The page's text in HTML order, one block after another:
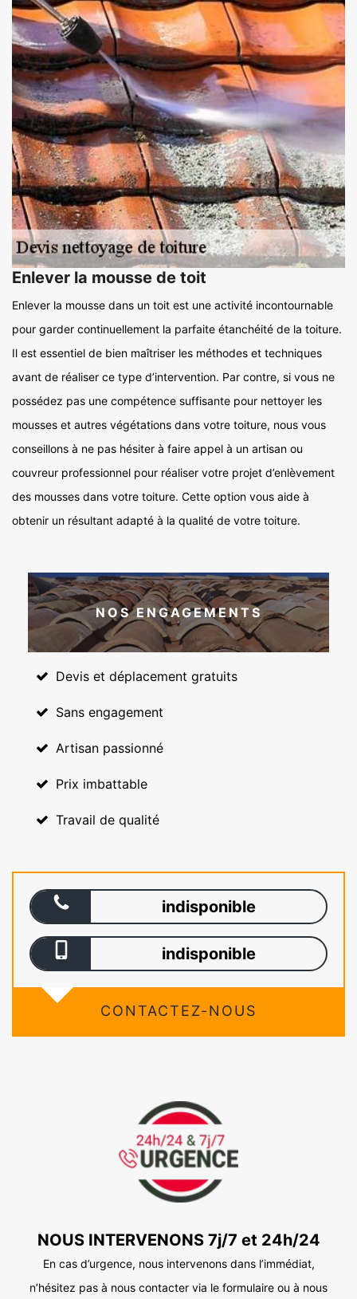
Enlever la mousse de toit
Enlever la mousse dans un toit est une activité incontournable
pour garder continuellement la parfaite étanchéité de la toiture.
Il est essentiel de bien maîtriser les méthodes et techniques
avant de réaliser ce type d’intervention. Par contre, si vous ne
possédez pas une compétence suffisante pour nettoyer les
mousses et autres végétations dans votre toiture, nous vous
conseillons à ne pas hésiter à faire appel à un artisan ou
couvreur professionnel pour réaliser votre projet d’enlèvement
des mousses dans votre toiture. Cette option vous aide à
obtenir un résultant adapté à la qualité de votre toiture.
NOS ENGAGEMENTS
Devis et déplacement gratuits
Sans engagement
Artisan passionné
Prix imbattable
Travail de qualité
indisponible
indisponible
CONTACTEZ-NOUS
NOUS INTERVENONS 7j/7 et 24h/24
En cas d’urgence, nous intervenons dans l’immédiat,
n’hésitez pas à nous contacter via le formulaire ou à nous